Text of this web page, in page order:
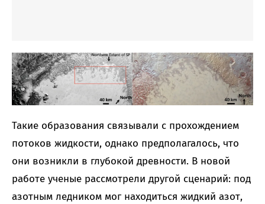
Такие образования связывали с прохождением
потоков жидкости, однако предполагалось, что
они возникли в глубокой древности. В новой
работе ученые рассмотрели другой сценарий: под
азотным ледником мог находиться жидкий азот,